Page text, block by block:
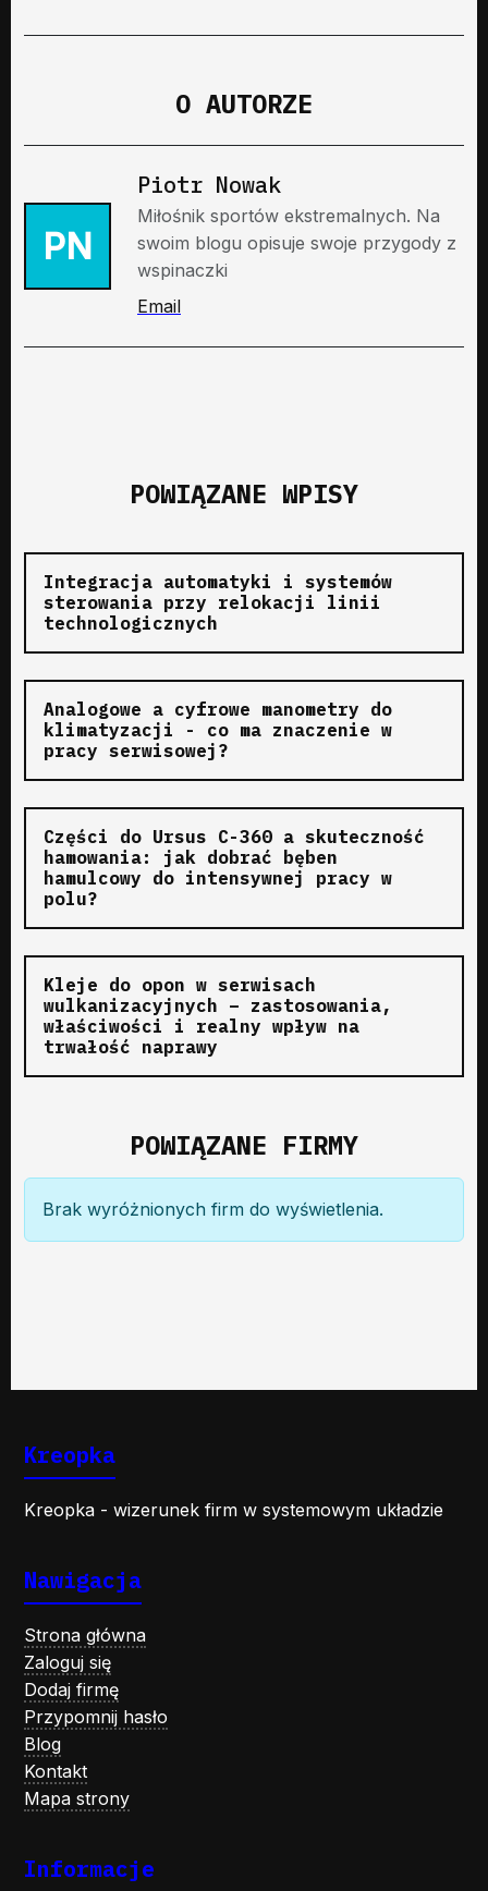
O AUTORZE
PN
Piotr Nowak
Miłośnik sportów ekstremalnych. Na
swoim blogu opisuje swoje przygody z
wspinaczki
Email
POWIĄZANE WPISY
Integracja automatyki i systemów
sterowania przy relokacji linii
technologicznych
Analogowe a cyfrowe manometry do
klimatyzacji - co ma znaczenie w
pracy serwisowej?
Części do Ursus C-360 a skuteczność
hamowania: jak dobrać bęben
hamulcowy do intensywnej pracy w
polu?
Kleje do opon w serwisach
wulkanizacyjnych – zastosowania,
właściwości i realny wpływ na
trwałość naprawy
POWIĄZANE FIRMY
Brak wyróżnionych firm do wyświetlenia.
Kreopka
Kreopka - wizerunek firm w systemowym układzie
Nawigacja
Strona główna
Zaloguj się
Dodaj firmę
Przypomnij hasło
Blog
Kontakt
Mapa strony
Informacje